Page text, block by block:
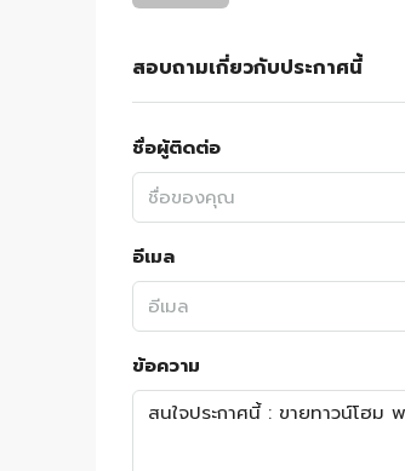
สอบถามเกี่ยวกับประกาศนี้
ชื่อผู้ติดต่อ
อีเมล
ข้อความ